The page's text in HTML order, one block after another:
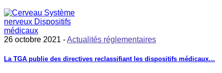
26 octobre 2021 -Actualités réglementaires
La TGA publie des directives reclassifiant les dispositifs médicaux…